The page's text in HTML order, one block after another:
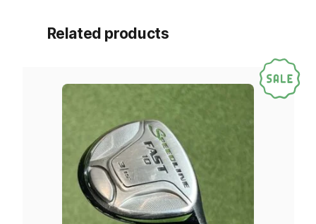
Related products